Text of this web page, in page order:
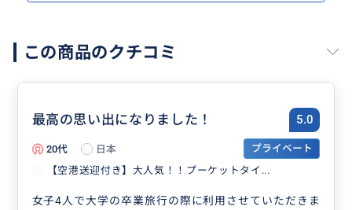
この商品のクチコミ
最高の思い出になりました！ 5.0
20代 日本
プライベート
【空港送迎付き】大人気！！プーケットタイ...
女子4人で大学の卒業旅行の際に利用させていただきま